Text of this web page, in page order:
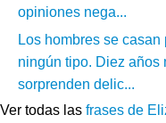
opiniones nega...
Los hombres se
ningún tipo. Diez años
sorprenden delic...
Ver todas las frases de